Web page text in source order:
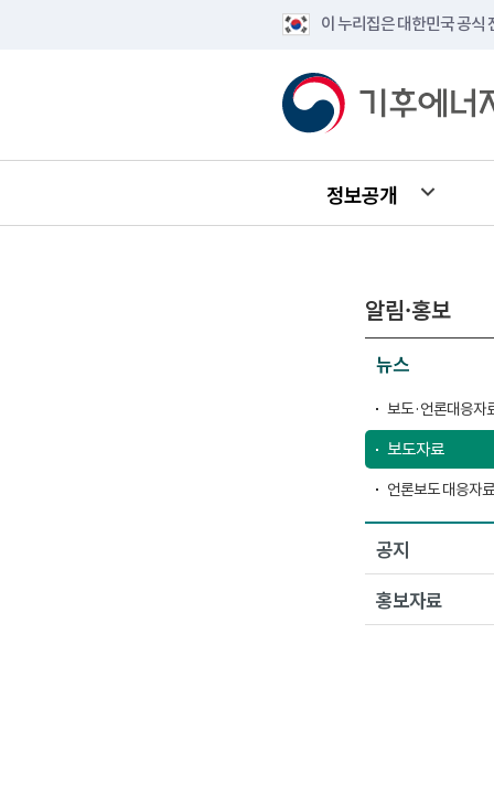
이 누리집은 대한민국 공식
정보공개
알림·홍보
뉴스
보도·언론대응자
보도자료
언론보도 대응자료
공지
홍보자료